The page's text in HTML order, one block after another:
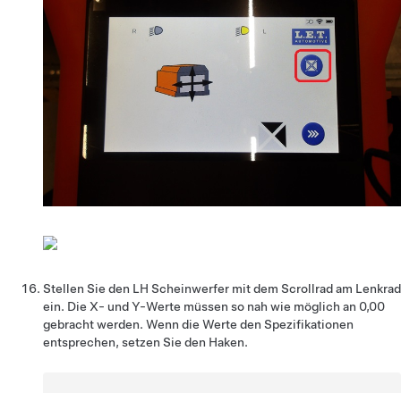
Stellen Sie den LH Scheinwerfer mit dem Scrollrad am Lenkrad
ein. Die X- und Y-Werte müssen so nah wie möglich an 0,00
gebracht werden. Wenn die Werte den Spezifikationen
entsprechen, setzen Sie den Haken.